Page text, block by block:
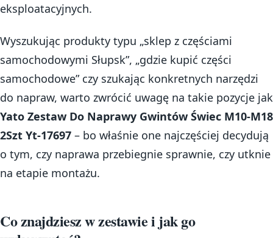
eksploatacyjnych.
Wyszukując produkty typu „sklep z częściami
samochodowymi Słupsk”, „gdzie kupić części
samochodowe” czy szukając konkretnych narzędzi
do napraw, warto zwrócić uwagę na takie pozycje jak
Yato Zestaw Do Naprawy Gwintów Świec M10-M18
2Szt Yt-17697 – bo właśnie one najczęściej decydują
o tym, czy naprawa przebiegnie sprawnie, czy utknie
na etapie montażu.
Co znajdziesz w zestawie i jak go